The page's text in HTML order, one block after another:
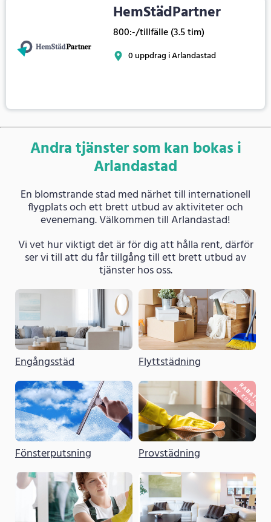
HemStädPartner
800:-/tillfälle (3.5 tim)
0 uppdrag i Arlandastad
Andra tjänster som kan bokas i
Arlandastad
En blomstrande stad med närhet till internationell
flygplats och ett brett utbud av aktiviteter och
evenemang. Välkommen till Arlandastad!
Vi vet hur viktigt det är för dig att hålla rent, därför
ser vi till att du får tillgång till ett brett utbud av
tjänster hos oss.
Engångsstäd Flyttstädning
Fönsterputsning Provstädning